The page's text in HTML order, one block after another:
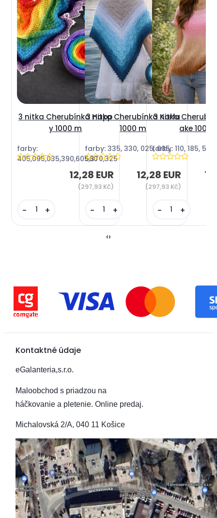
3 nitka Cherubínka Happ
y 1000 m
farby:
405,095,035,390,605,370,325
12,28 EUR
(297,93 Kč)
- +
3 nitka Cherubínka Korfu
1000 m
farby: 335, 330, 025, 005,
560
12,28 EUR
(297,93 Kč)
- +
3 nitka
ake 1000
farby: 110, 185,
- +
‹›
Kontaktné údaje
eGalanteria,s.r.o.
Maloobchod s priadzou na
háčkovanie a pletenie. Online predaj.
Michalovská 2/A, 040 11 Košice